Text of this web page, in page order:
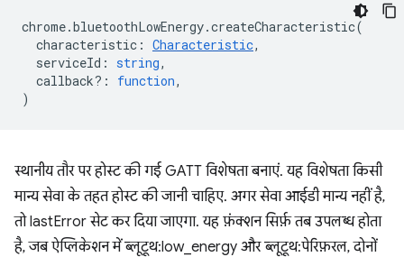
chrome.bluetoothLowEnergy.createCharacteristic(
characteristic : Characteristic,
serviceId : string,
callback? : function,
)
स्थानीय तौर पर होस्ट की गई GATT विशेषता बनाएं. यह विशेषता किसी
मान्य सेवा के तहत होस्ट की जानी चाहिए. अगर सेवा आईडी मान्य नहीं है,
तो lastError सेट कर दिया जाएगा. यह फ़ंक्शन सिर्फ़ तब उपलब्ध होता
है, जब ऐप्लिकेशन में ब्लूटूथ:low_energy और ब्लूटूथ:पेरिफ़रल, दोनों